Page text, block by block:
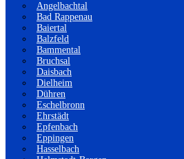
Angelbachtal
Bad Rappenau
Baiertal
Balzfeld
Bammental
Bruchsal
Daisbach
Dielheim
Dühren
Eschelbronn
Ehrstädt
Epfenbach
Eppingen
Hasselbach